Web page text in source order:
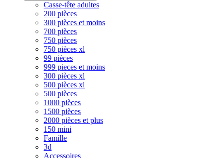
Casse-tête adultes
200 pièces
300 pièces et moins
700 pièces
750 pièces
750 pièces xl
99 pièces
999 pieces et moins
300 pièces xl
500 pièces xl
500 pièces
1000 pièces
1500 pièces
2000 pièces et plus
150 mini
Famille
3d
Accessoires